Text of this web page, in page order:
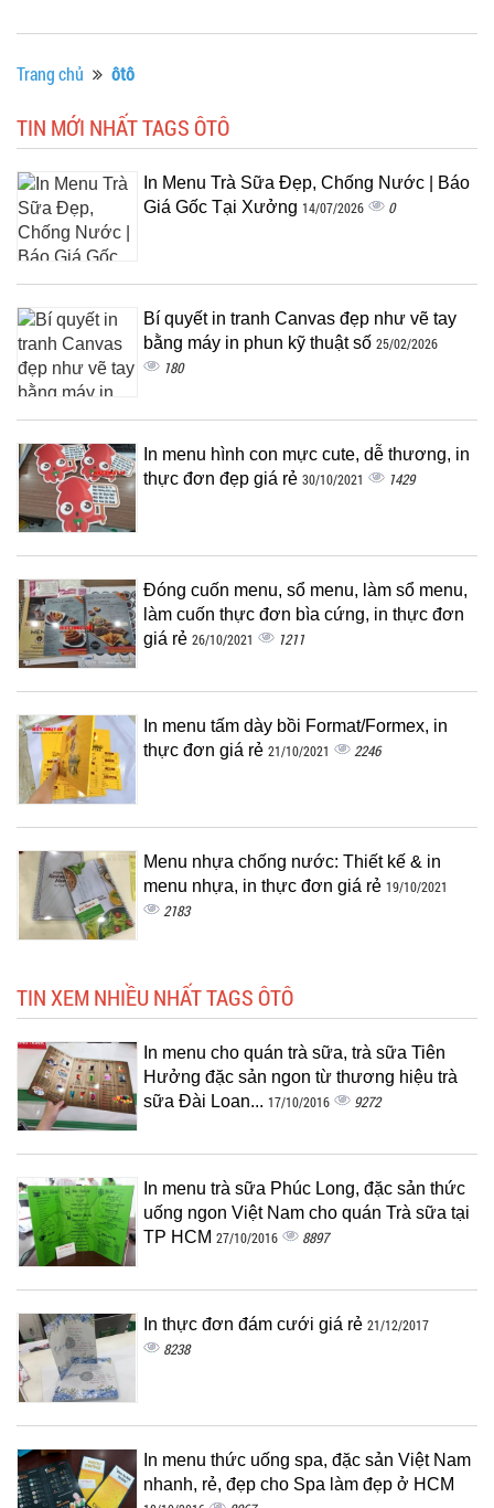
Trang chủ ôtô
TIN MỚI NHẤT TAGS ÔTÔ
In Menu Trà Sữa Đẹp, Chống Nước | Báo
Giá Gốc Tại Xưởng 14/07/2026 0
Bí quyết in tranh Canvas đẹp như vẽ tay
bằng máy in phun kỹ thuật số 25/02/2026
180
In menu hình con mực cute, dễ thương, in
thực đơn đẹp giá rẻ 30/10/2021 1429
Đóng cuốn menu, sổ menu, làm sổ menu,
làm cuốn thực đơn bìa cứng, in thực đơn
giá rẻ 26/10/2021 1211
In menu tấm dày bồi Format/Formex, in
thực đơn giá rẻ 21/10/2021 2246
Menu nhựa chống nước: Thiết kế & in
menu nhựa, in thực đơn giá rẻ 19/10/2021
2183
TIN XEM NHIỀU NHẤT TAGS ÔTÔ
In menu cho quán trà sữa, trà sữa Tiên
Hưởng đặc sản ngon từ thương hiệu trà
sữa Đài Loan... 17/10/2016 9272
In menu trà sữa Phúc Long, đặc sản thức
uống ngon Việt Nam cho quán Trà sữa tại
TP HCM 27/10/2016 8897
In thực đơn đám cưới giá rẻ 21/12/2017
8238
In menu thức uống spa, đặc sản Việt Nam
nhanh, rẻ, đẹp cho Spa làm đẹp ở HCM